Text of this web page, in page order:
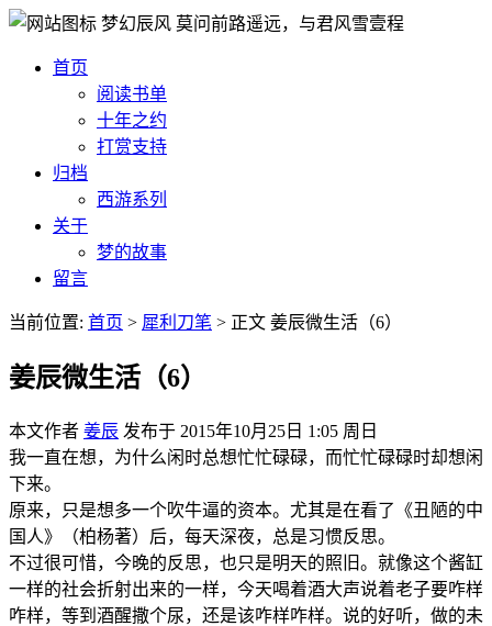
梦幻辰风 莫问前路遥远，与君风雪壹程
首页
阅读书单
十年之约
打赏支持
归档
西游系列
关于
梦的故事
留言
当前位置: 首页 > 犀利刀笔 > 正文 姜辰微生活（6）
姜辰微生活（6）
本文作者 姜辰 发布于 2015年10月25日 1:05 周日
我一直在想，为什么闲时总想忙忙碌碌，而忙忙碌碌时却想闲
下来。
原来，只是想多一个吹牛逼的资本。尤其是在看了《丑陋的中
国人》（柏杨著）后，每天深夜，总是习惯反思。
不过很可惜，今晚的反思，也只是明天的照旧。就像这个酱缸
一样的社会折射出来的一样，今天喝着酒大声说着老子要咋样
咋样，等到酒醒撒个尿，还是该咋样咋样。说的好听，做的未